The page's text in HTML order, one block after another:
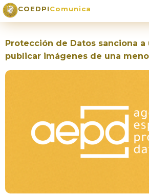
COEDPIComunica
Protección de Datos sanciona a
publicar imágenes de una